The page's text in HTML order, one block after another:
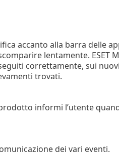
accanto alla barra delle
lentamente. ESET
correttamente, sui
trovati.
informi l’utente
dei vari eventi.